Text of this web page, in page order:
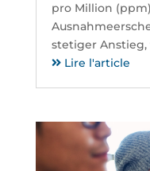
pro Million
stetiger Anstieg,
Lire l'article